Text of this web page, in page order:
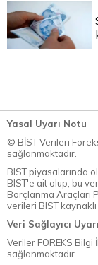
Yasal Uyarı Notu
© BİST Verileri
sağlanmaktadır.
BIST piyasalarında
BIST'e ait olup, bu
Borçlanma Araçları
verileri BIST
Veri Sağlayıcı
Veriler FOREKS Bilgi
sağlanmaktadır.